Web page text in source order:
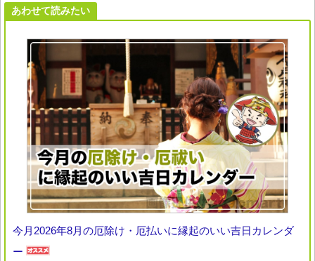
あわせて読みたい
今月2026年8月の厄除け・厄払いに縁起のいい吉日カレンダ
ー